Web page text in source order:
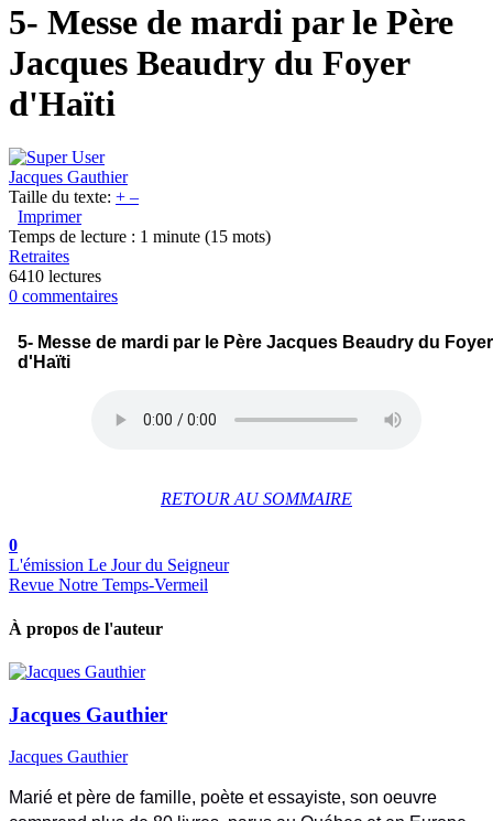
5- Messe de mardi par le Père
Jacques Beaudry du Foyer
d'Haïti
Jacques Gauthier
Taille du texte: + –
Imprimer
Temps de lecture : 1 minute (15 mots)
Retraites
6410 lectures
0 commentaires
5- Messe de mardi par le Père Jacques Beaudry du Foyer
d'Haïti
RETOUR AU SOMMAIRE
0
L'émission Le Jour du Seigneur
Revue Notre Temps-Vermeil
À propos de l'auteur
Jacques Gauthier
Jacques Gauthier
Marié et père de famille, poète et essayiste, son oeuvre